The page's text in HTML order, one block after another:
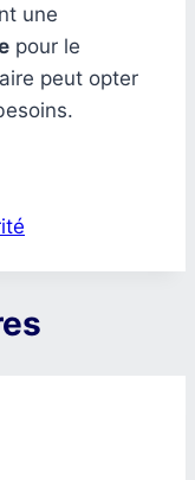
une
pour le
peut opter